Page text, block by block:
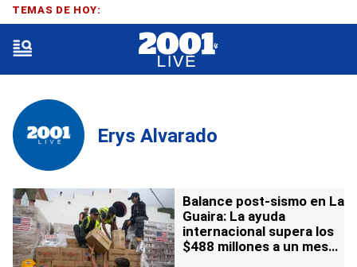
Erys Alvarado
Balance post-sismo en La
Guaira: La ayuda
internacional supera los
$488 millones a un mes
TEMAS DE HOY: